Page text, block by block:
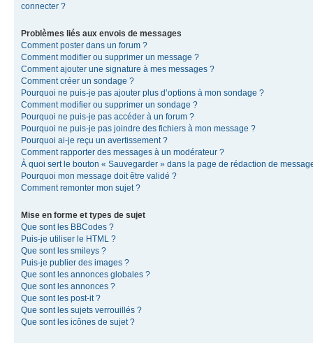
connecter ?
Problèmes liés aux envois de messages
Comment poster dans un forum ?
Comment modifier ou supprimer un message ?
Comment ajouter une signature à mes messages ?
Comment créer un sondage ?
Pourquoi ne puis-je pas ajouter plus d’options à mon sondage ?
Comment modifier ou supprimer un sondage ?
Pourquoi ne puis-je pas accéder à un forum ?
Pourquoi ne puis-je pas joindre des fichiers à mon message ?
Pourquoi ai-je reçu un avertissement ?
Comment rapporter des messages à un modérateur ?
À quoi sert le bouton « Sauvegarder » dans la page de rédaction de
Pourquoi mon message doit être validé ?
Comment remonter mon sujet ?
Mise en forme et types de sujet
Que sont les BBCodes ?
Puis-je utiliser le HTML ?
Que sont les smileys ?
Puis-je publier des images ?
Que sont les annonces globales ?
Que sont les annonces ?
Que sont les post-it ?
Que sont les sujets verrouillés ?
Que sont les icônes de sujet ?